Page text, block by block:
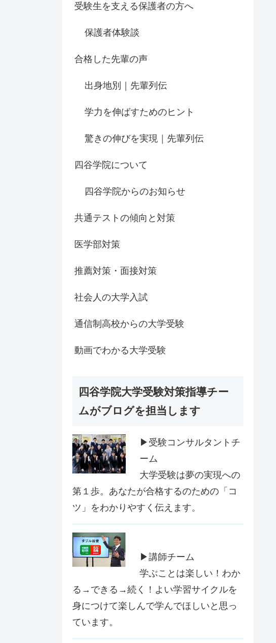
受験生を支える保護者の方へ
保護者体験談
合格した先輩の声
出身地別｜先輩列伝
学力を伸ばすためのヒント
驚きの伸びを実現｜先輩列伝
四谷学院について
四谷学院からのお知らせ
共通テストの傾向と対策
医学部対策
推薦対策・面接対策
社会人の大学入試
通信制高校からの大学受験
動画でわかる大学受験
四谷学院大学受験対策指導チー
ムがブログを担当します
▶受験コンサルタントチ
ーム
大学受験は夢の実現への
第１歩。あなたが合格するのための「コ
ツ」をわかりやすく伝えます。
▶講師チーム
学ぶことは楽しい！わか
る→できる→続く！よい学習サイクルを
身につけて楽しんで学んでほしいと思っ
ています。